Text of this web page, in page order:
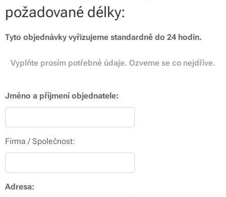
požadované délky:
Tyto objednávky vyřizujeme standardně do 24 hodin.
Vyplňte prosím potřebné údaje. Ozveme se co nejdříve.
Jméno a příjmení objednatele:
Firma / Společnost:
Adresa: